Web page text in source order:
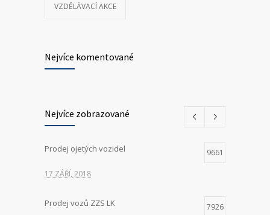
VZDĚLÁVACÍ AKCE
Nejvíce komentované
Nejvíce zobrazované
Prodej ojetých vozidel 9661
17 ZÁŘÍ, 2018
Prodej vozů ZZS LK 7926